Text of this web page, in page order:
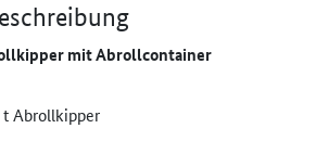
mit Abrollcontainer
t Abrollkipper